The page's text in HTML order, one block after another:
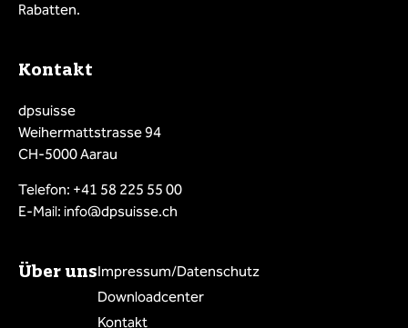
Rabatten.
Kontakt
dpsuisse
Weihermattstrasse 94
CH-5000 Aarau
Telefon: +41 58 225 55 00
E-Mail: info@dpsuisse.ch
Über unsImpressum/Datenschutz
Downloadcenter
Kontakt